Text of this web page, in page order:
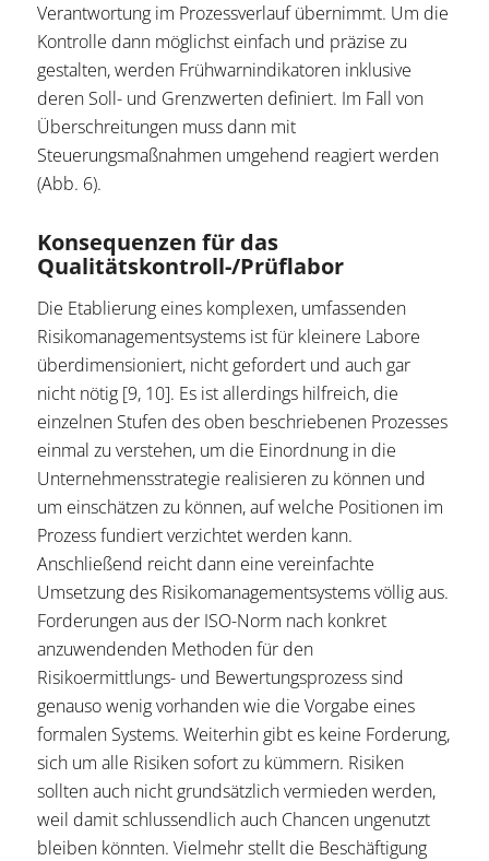
Verantwortung im Prozessverlauf übernimmt. Um die
Kontrolle dann möglichst einfach und präzise zu
gestalten, werden Frühwarnindikatoren inklusive
deren Soll- und Grenzwerten definiert. Im Fall von
Überschreitungen muss dann mit
Steuerungsmaßnahmen umgehend reagiert werden
(Abb. 6).
Konsequenzen für das
Qualitätskontroll-/Prüflabor
Die Etablierung eines komplexen, umfassenden
Risikomanagementsystems ist für kleinere Labore
überdimensioniert, nicht gefordert und auch gar
nicht nötig [9, 10]. Es ist allerdings hilfreich, die
einzelnen Stufen des oben beschriebenen Prozesses
einmal zu verstehen, um die Einordnung in die
Unternehmensstrategie realisieren zu können und
um einschätzen zu können, auf welche Positionen im
Prozess fundiert verzichtet werden kann.
Anschließend reicht dann eine vereinfachte
Umsetzung des Risikomanagementsystems völlig aus.
Forderungen aus der ISO-Norm nach konkret
anzuwendenden Methoden für den
Risikoermittlungs- und Bewertungsprozess sind
genauso wenig vorhanden wie die Vorgabe eines
formalen Systems. Weiterhin gibt es keine Forderung,
sich um alle Risiken sofort zu kümmern. Risiken
sollten auch nicht grundsätzlich vermieden werden,
weil damit schlussendlich auch Chancen ungenutzt
bleiben könnten. Vielmehr stellt die Beschäftigung